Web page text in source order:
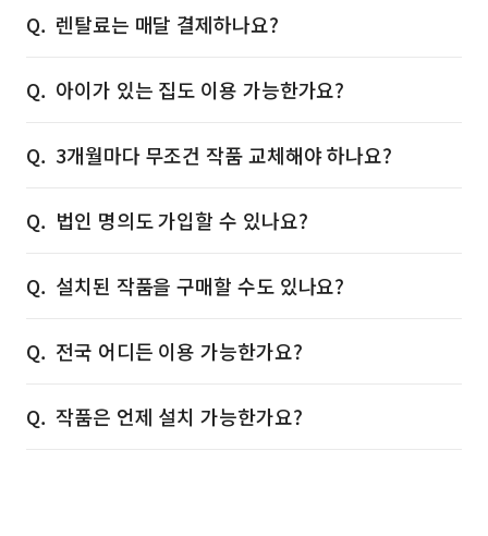
렌탈료는 매달 결제하나요?
아이가 있는 집도 이용 가능한가요?
3개월마다 무조건 작품 교체해야 하나요?
법인 명의도 가입할 수 있나요?
설치된 작품을 구매할 수도 있나요?
전국 어디든 이용 가능한가요?
작품은 언제 설치 가능한가요?